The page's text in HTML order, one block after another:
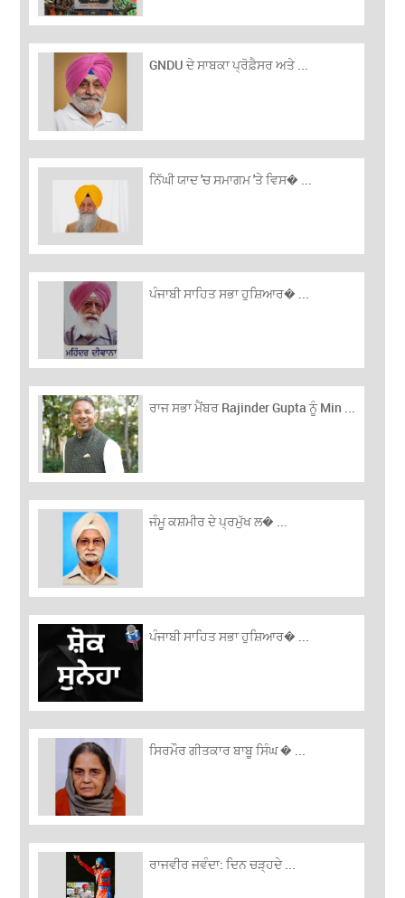
GNDU ਦੇ ਸਾਬਕਾ ਪ੍ਰੋਫ਼ੈਸਰ ਅਤੇ ...
ਨਿੱਘੀ ਯਾਦ 'ਚ ਸਮਾਗਮ 'ਤੇ ਵਿਸ� ...
ਪੰਜਾਬੀ ਸਾਹਿਤ ਸਭਾ ਹੁਸ਼ਿਆਰ� ...
ਰਾਜ ਸਭਾ ਮੈਂਬਰ Rajinder Gupta ਨੂੰ Min ...
ਜੰਮੂ ਕਸ਼ਮੀਰ ਦੇ ਪ੍ਰਮੁੱਖ ਲ� ...
ਪੰਜਾਬੀ ਸਾਹਿਤ ਸਭਾ ਹੁਸ਼ਿਆਰ� ...
ਸਿਰਮੌਰ ਗੀਤਕਾਰ ਬਾਬੂ ਸਿੰਘ � ...
ਰਾਜਵੀਰ ਜਵੰਦਾ: ਦਿਨ ਚੜ੍ਹਦੇ ...